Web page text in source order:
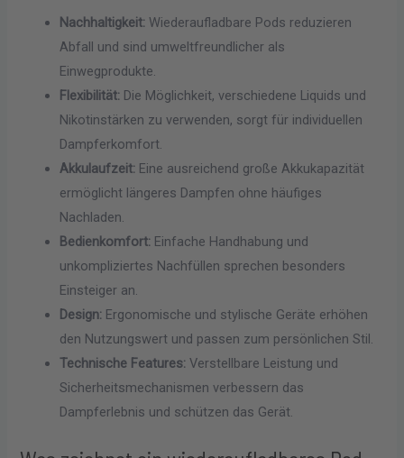
Nachhaltigkeit: Wiederaufladbare Pods reduzieren
Abfall und sind umweltfreundlicher als
Einwegprodukte.
Flexibilität: Die Möglichkeit, verschiedene Liquids und
Nikotinstärken zu verwenden, sorgt für individuellen
Dampferkomfort.
Akkulaufzeit: Eine ausreichend große Akkukapazität
ermöglicht längeres Dampfen ohne häufiges
Nachladen.
Bedienkomfort: Einfache Handhabung und
unkompliziertes Nachfüllen sprechen besonders
Einsteiger an.
Design: Ergonomische und stylische Geräte erhöhen
den Nutzungswert und passen zum persönlichen Stil.
Technische Features: Verstellbare Leistung und
Sicherheitsmechanismen verbessern das
Dampferlebnis und schützen das Gerät.